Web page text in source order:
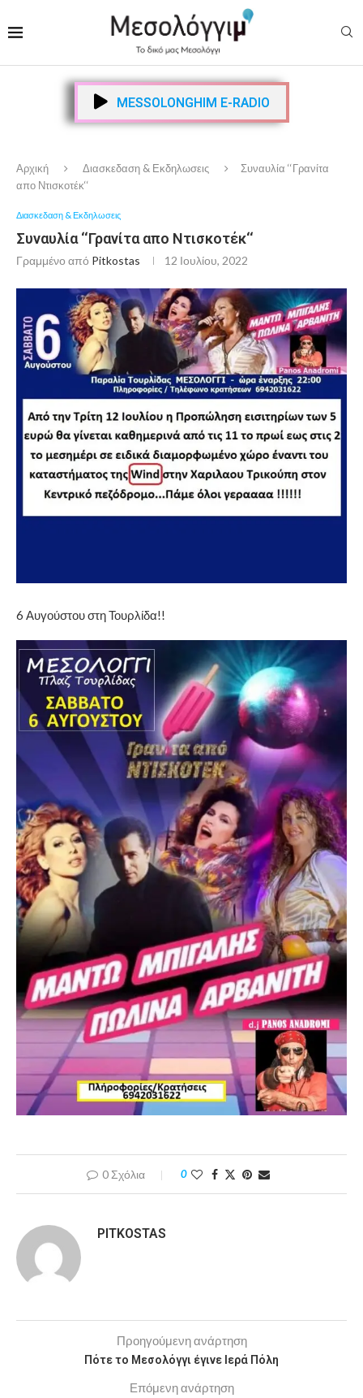
MESSOLONGHIM E-RADIO
Αρχική Διασκεδαση & Εκδηλωσεις
Συναυλία ‘‘Γρανίτα
απο Ντισκοτέκ‘‘
Διασκεδαση & Εκδηλωσεις
Συναυλία ‘‘Γρανίτα απο Ντισκοτέκ‘‘
Γραμμένο από Pitkostas 12 Ιουλίου, 2022
6 Αυγούστου στη Τουρλίδα!!
0 Σχόλια 0
PITKOSTAS
Προηγούμενη ανάρτηση
Πότε το Μεσολόγγι έγινε Ιερά Πόλη
Επόμενη ανάρτηση